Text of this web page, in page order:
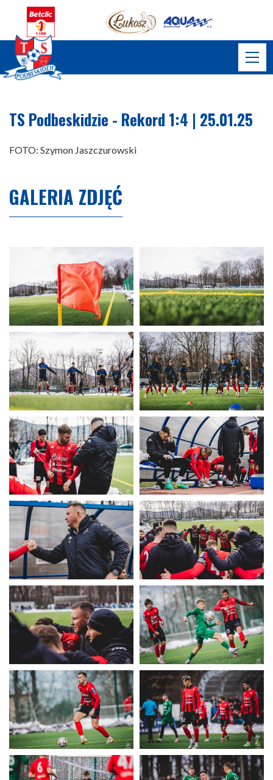
TS Podbeskidzie - Rekord 1:4 | 25.01.25
FOTO: Szymon Jaszczurowski
GALERIA ZDJĘĆ